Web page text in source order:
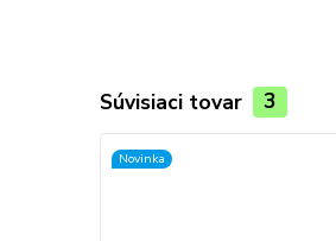
Súvisiaci tovar 3
Novinka